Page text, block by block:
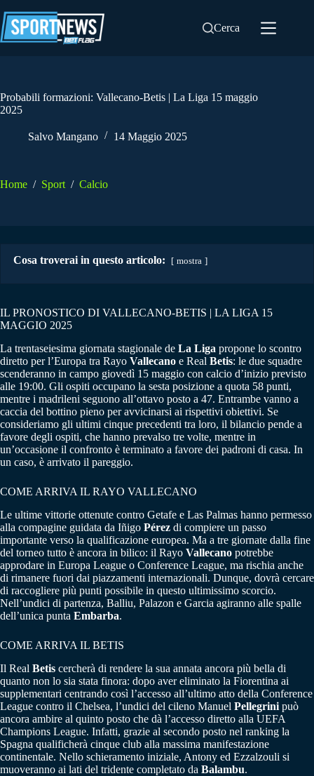
al
contenuto
Cerca
Probabili formazioni: Vallecano-Betis | La Liga 15 maggio
2025
Salvo Mangano 14 Maggio 2025
Home / Sport / Calcio
Cosa troverai in questo articolo: mostra
IL PRONOSTICO DI VALLECANO-BETIS | LA LIGA 15
MAGGIO 2025
La trentaseiesima giornata stagionale de La Liga propone lo scontro
diretto per l’Europa tra Rayo Vallecano e Real Betis: le due squadre
scenderanno in campo giovedì 15 maggio con calcio d’inizio previsto
alle 19:00. Gli ospiti occupano la sesta posizione a quota 58 punti,
mentre i madrileni seguono all’ottavo posto a 47. Entrambe vanno a
caccia del bottino pieno per avvicinarsi ai rispettivi obiettivi. Se
consideriamo gli ultimi cinque precedenti tra loro, il bilancio pende a
favore degli ospiti, che hanno prevalso tre volte, mentre in
un’occasione il confronto è terminato a favore dei padroni di casa. In
un caso, è arrivato il pareggio.
COME ARRIVA IL RAYO VALLECANO
Le ultime vittorie ottenute contro Getafe e Las Palmas hanno permesso
alla compagine guidata da Iñigo Pérez di compiere un passo
importante verso la qualificazione europea. Ma a tre giornate dalla fine
del torneo tutto è ancora in bilico: il Rayo Vallecano potrebbe
approdare in Europa League o Conference League, ma rischia anche
di rimanere fuori dai piazzamenti internazionali. Dunque, dovrà cercare
di raccogliere più punti possibile in questo ultimissimo scorcio.
Nell’undici di partenza, Balliu, Palazon e Garcia agiranno alle spalle
dell’unica punta Embarba.
COME ARRIVA IL BETIS
Il Real Betis cercherà di rendere la sua annata ancora più bella di
quanto non lo sia stata finora: dopo aver eliminato la Fiorentina ai
supplementari centrando così l’accesso all’ultimo atto della Conference
League contro il Chelsea, l’undici del cileno Manuel Pellegrini può
ancora ambire al quinto posto che dà l’accesso diretto alla UEFA
Champions League. Infatti, grazie al secondo posto nel ranking la
Spagna qualificherà cinque club alla massima manifestazione
continentale. Nello schieramento iniziale, Antony ed Ezzalzouli si
muoveranno ai lati del tridente completato da Balambu.